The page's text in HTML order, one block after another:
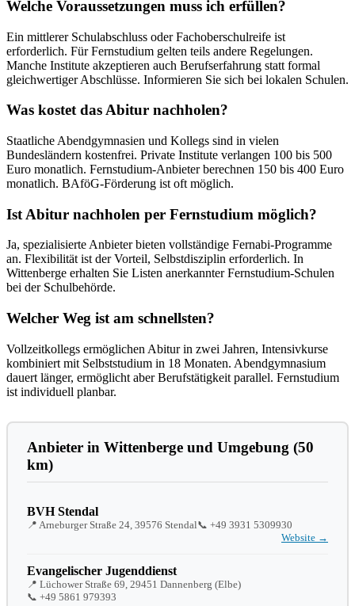
Welche Voraussetzungen muss ich erfüllen?
Ein mittlerer Schulabschluss oder Fachoberschulreife ist
erforderlich. Für Fernstudium gelten teils andere Regelungen.
Manche Institute akzeptieren auch Berufserfahrung statt formal
gleichwertiger Abschlüsse. Informieren Sie sich bei lokalen Schulen.
Was kostet das Abitur nachholen?
Staatliche Abendgymnasien und Kollegs sind in vielen
Bundesländern kostenfrei. Private Institute verlangen 100 bis 500
Euro monatlich. Fernstudium-Anbieter berechnen 150 bis 400 Euro
monatlich. BAföG-Förderung ist oft möglich.
Ist Abitur nachholen per Fernstudium möglich?
Ja, spezialisierte Anbieter bieten vollständige Fernabi-Programme
an. Flexibilität ist der Vorteil, Selbstdisziplin erforderlich. In
Wittenberge erhalten Sie Listen anerkannter Fernstudium-Schulen
bei der Schulbehörde.
Welcher Weg ist am schnellsten?
Vollzeitkollegs ermöglichen Abitur in zwei Jahren, Intensivkurse
kombiniert mit Selbststudium in 18 Monaten. Abendgymnasium
dauert länger, ermöglicht aber Berufstätigkeit parallel. Fernstudium
ist individuell planbar.
Anbieter in Wittenberge und Umgebung (50
km)
BVH Stendal
📍 Arneburger Straße 24, 39576 Stendal📞 +49 3931 5309930
Website →
Evangelischer Jugenddienst
📍 Lüchower Straße 69, 29451 Dannenberg (Elbe)
📞 +49 5861 979393